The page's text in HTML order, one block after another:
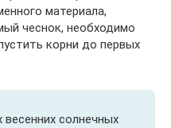
материала,
чеснок, необходимо
корни до первых
солнечных